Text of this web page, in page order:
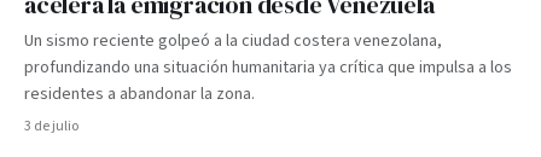
Un sismo reciente golpeó a la ciudad costera venezolana,
profundizando una situación humanitaria ya crítica que impulsa a los
residentes a abandonar la zona.
3 de julio